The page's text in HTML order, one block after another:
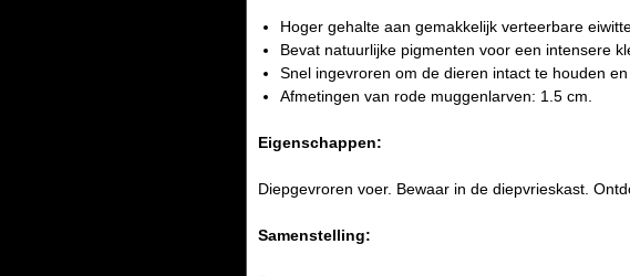
Hoger gehalte aan gemakkelijk verteerbare
Bevat natuurlijke pigmenten voor een intensere
Snel ingevroren om de dieren intact te houden
Afmetingen van rode muggenlarven: 1.5 cm.
Eigenschappen:
Diepgevroren voer. Bewaar in de diepvrieskast.
Samenstelling: